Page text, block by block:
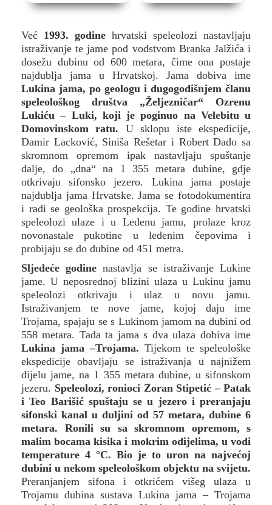
Već 1993. godine hrvatski speleolozi nastavljaju
istraživanje te jame pod vodstvom Branka Jalžića i
dosežu dubinu od 600 metara, čime ona postaje
najdublja jama u Hrvatskoj. Jama dobiva ime
Lukina jama, po geologu i dugogodišnjem članu
speleološkog društva „Željezničar“ Ozrenu
Lukiću – Luki, koji je poginuo na Velebitu u
Domovinskom ratu. U sklopu iste ekspedicije,
Damir Lacković, Siniša Rešetar i Robert Dado sa
skromnom opremom ipak nastavljaju spuštanje
dalje, do „dna“ na 1 355 metara dubine, gdje
otkrivaju sifonsko jezero. Lukina jama postaje
najdublja jama Hrvatske. Jama se fotodokumentira
i radi se geološka prospekcija. Te godine hrvatski
speleolozi ulaze i u Ledenu jamu, prolaze kroz
novonastale pukotine u ledenim čepovima i
probijaju se do dubine od 451 metra.
Sljedeće godine nastavlja se istraživanje Lukine
jame. U neposrednoj blizini ulaza u Lukinu jamu
speleolozi otkrivaju i ulaz u novu jamu.
Istraživanjem te nove jame, kojoj daju ime
Trojama, spajaju se s Lukinom jamom na dubini od
558 metara. Tada ta jama s dva ulaza dobiva ime
Lukina jama –Trojama. Tijekom te speleološke
ekspedicije obavljaju se istraživanja u najnižem
dijelu jame, na 1 355 metara dubine, u sifonskom
jezeru. Speleolozi, ronioci Zoran Stipetić – Patak
i Teo Barišić spuštaju se u jezero i preranjaju
sifonski kanal u duljini od 57 metara, dubine 6
metara. Ronili su sa skromnom opremom, s
malim bocama kisika i mokrim odijelima, u vodi
temperature 4 °C. Bio je to uron na najvećoj
dubini u nekom speleološkom objektu na svijetu.
Preranjanjem sifona i otkrićem višeg ulaza u
Trojamu dubina sustava Lukina jama – Trojama